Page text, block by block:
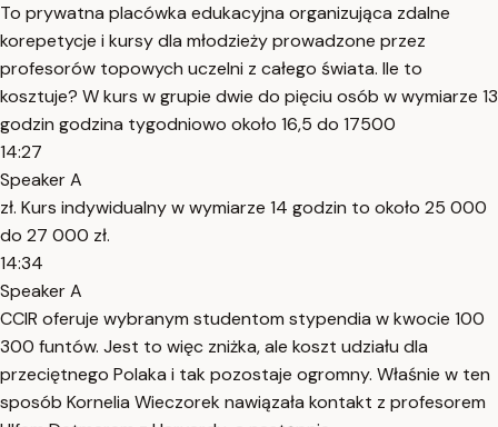
To prywatna placówka edukacyjna organizująca zdalne
korepetycje i kursy dla młodzieży prowadzone przez
profesorów topowych uczelni z całego świata. Ile to
kosztuje? W kurs w grupie dwie do pięciu osób w wymiarze 13
godzin godzina tygodniowo około 16,5 do 17500
14:27
Speaker A
zł. Kurs indywidualny w wymiarze 14 godzin to około 25 000
do 27 000 zł.
14:34
Speaker A
CCIR oferuje wybranym studentom stypendia w kwocie 100
300 funtów. Jest to więc zniżka, ale koszt udziału dla
przeciętnego Polaka i tak pozostaje ogromny. Właśnie w ten
sposób Kornelia Wieczorek nawiązała kontakt z profesorem